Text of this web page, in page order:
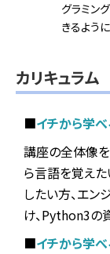
グラミン
きるよう
カリキュラム
■イチから学
講座の全体像
ら言語を覚え
したい方、エ
け、Python3の
■イチから学